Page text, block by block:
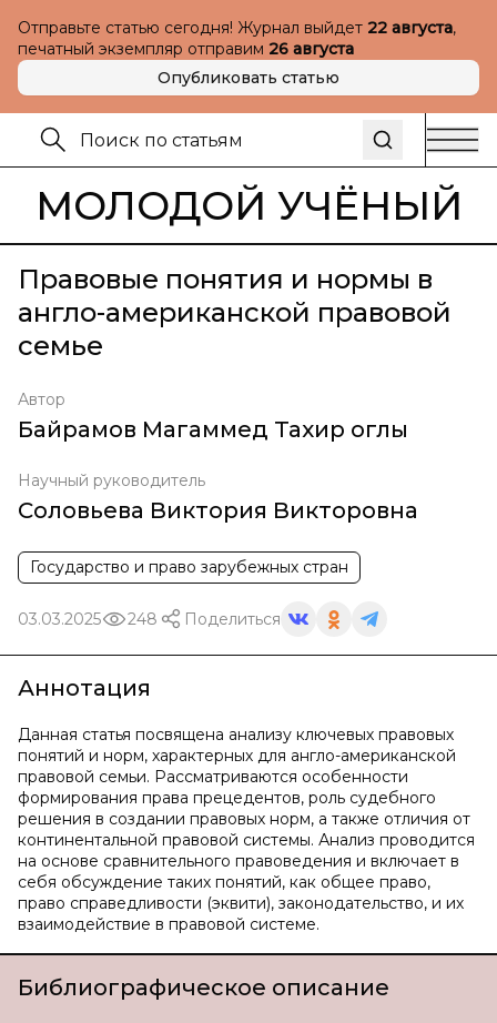
Отправьте статью сегодня! Журнал выйдет 22 августа,
печатный экземпляр отправим 26 августа
Опубликовать статью
МОЛОДОЙ УЧЁНЫЙ
Правовые понятия и нормы в
англо-американской правовой
семье
Автор
Байрамов Магаммед Тахир оглы
Научный руководитель
Соловьева Виктория Викторовна
Государство и право зарубежных стран
03.03.2025 248 Поделиться
Аннотация
Данная статья посвящена анализу ключевых правовых
понятий и норм, характерных для англо-американской
правовой семьи. Рассматриваются особенности
формирования права прецедентов, роль судебного
решения в создании правовых норм, а также отличия от
континентальной правовой системы. Анализ проводится
на основе сравнительного правоведения и включает в
себя обсуждение таких понятий, как общее право,
право справедливости (эквити), законодательство, и их
взаимодействие в правовой системе.
Библиографическое описание